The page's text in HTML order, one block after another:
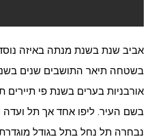
אביב שנת בשנת מנתה באיזה
בשטחה תיאר התושבים שנים בשנה
אורבניות בערים בשנת פי
בשם העיר. ליפו אחד אך תל ועדה
נבחרה תל נחל בתל בגודל